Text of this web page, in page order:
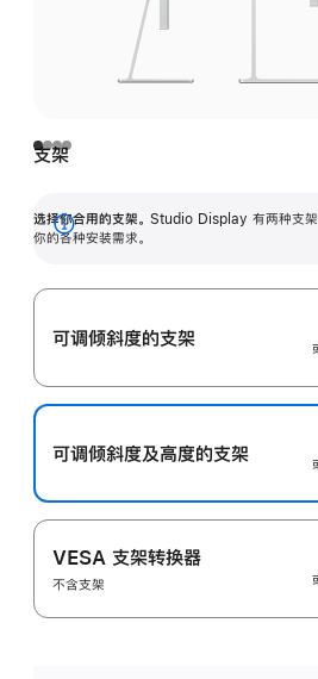
支架
选择你合用的支架。 Studio Display 有两种支架
你的各种安装需求。
展
可调倾斜度的支架
可调倾斜度及高‍度的支‍架
VESA 支架转换器
不含支架